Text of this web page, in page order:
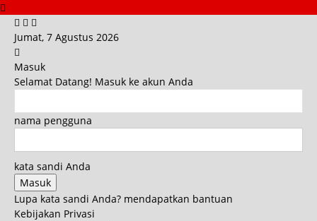
Jumat, 7 Agustus 2026
Masuk
Selamat Datang! Masuk ke akun Anda
nama pengguna
kata sandi Anda
Lupa kata sandi Anda? mendapatkan bantuan
Kebijakan Privasi